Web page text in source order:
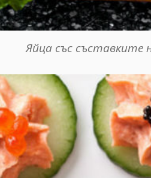
Яйца със съставките